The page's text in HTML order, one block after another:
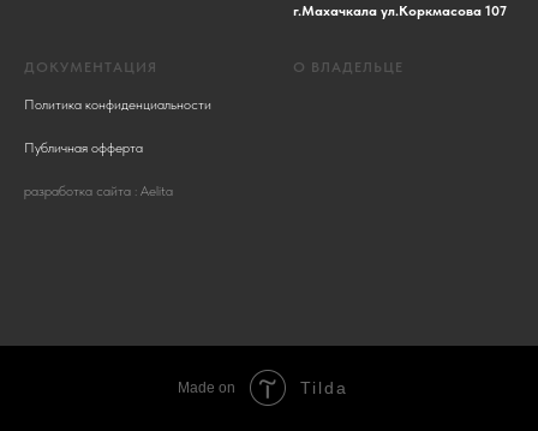
г.Махачкала ул.Коркмасова 107
ДОКУМЕНТАЦИЯ
Политика конфиденциальности
Публичная офферта
разработка сайта : Aelita
О ВЛАДЕЛЬЦЕ
Made on Tilda